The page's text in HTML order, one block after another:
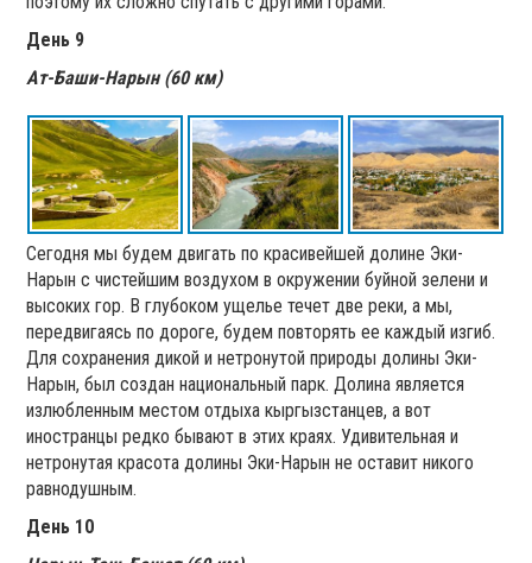
День 9
Ат-Баши-Нарын (60 км)
Сегодня мы будем двигать по красивейшей долине Эки-
Нарын с чистейшим воздухом в окружении буйной зелени и
высоких гор. В глубоком ущелье течет две реки, а мы,
передвигаясь по дороге, будем повторять ее каждый изгиб.
Для сохранения дикой и нетронутой природы долины Эки-
Нарын, был создан национальный парк. Долина является
излюбленным местом отдыха кыргызстанцев, а вот
иностранцы редко бывают в этих краях. Удивительная и
нетронутая красота долины Эки-Нарын не оставит никого
равнодушным.
День 10